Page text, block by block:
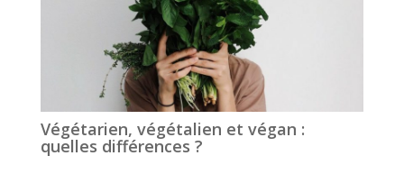
Végétarien, végétalien et végan :
quelles différences ?